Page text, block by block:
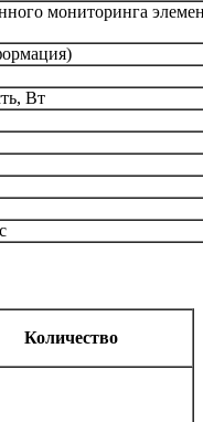
мониторинга
Вт
Количество